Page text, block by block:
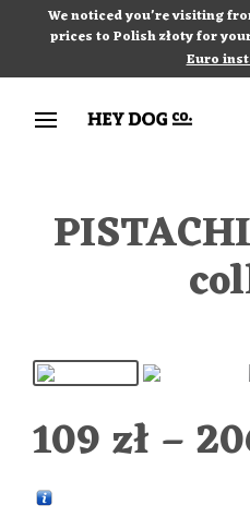
We noticed you're visiting
prices to Polish złoty for
Euro
109zł–